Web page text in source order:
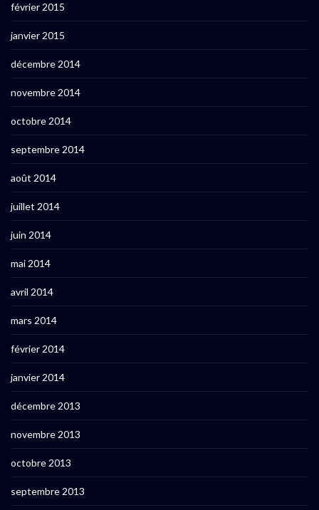
février 2015
janvier 2015
décembre 2014
novembre 2014
octobre 2014
septembre 2014
août 2014
juillet 2014
juin 2014
mai 2014
avril 2014
mars 2014
février 2014
janvier 2014
décembre 2013
novembre 2013
octobre 2013
septembre 2013